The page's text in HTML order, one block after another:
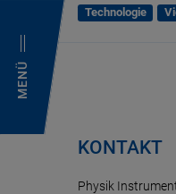
MENÜ
Technologie
KONTAKT
Physik